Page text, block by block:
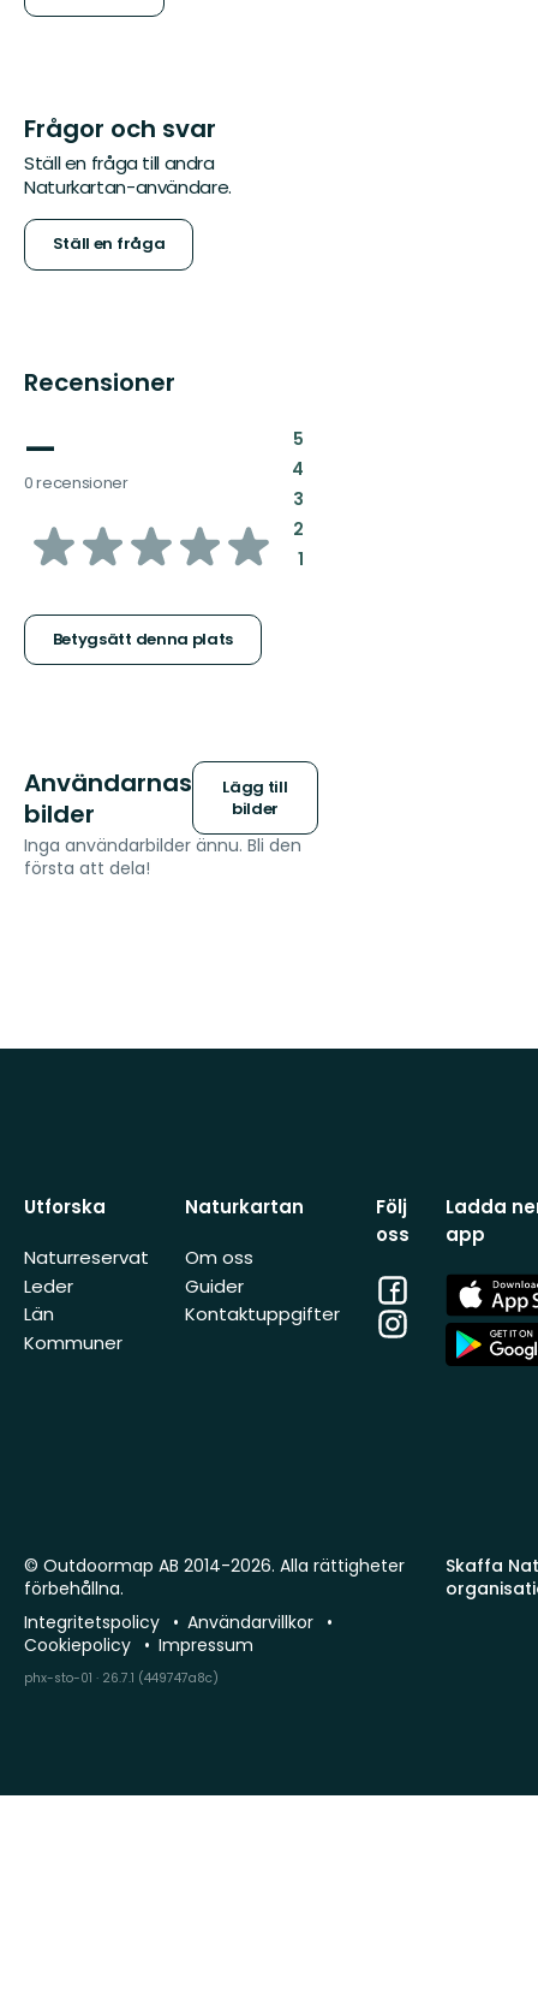
Frågor och svar
Ställ en fråga till andra
Naturkartan-användare.
Ställ en fråga
Recensioner
—
0 recensioner
av
stjärnor
Betygsätt denna plats
5:
4:
3:
2:
1:
Användarnas
bilder
Lägg till
bilder
Inga användarbilder ännu. Bli den
första att dela!
Utforska
Naturreservat
Leder
Län
Kommuner
Naturkartan
Om oss
Guider
Kontaktuppgifter
Följ
oss
Facebook
Instagram
Ladda
app
App
Store
App
Store
Skaffa
© Outdoormap AB 2014-2026. Alla rättigheter
förbehållna.
Integritetspolicy
Användarvillkor
Cookiepolicy
Impressum
phx-sto-01 · 26.7.1 (449747a8c)